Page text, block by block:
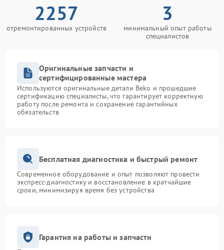
2257
отремонтированных устройств
3
минимальный опыт работы
специалистов
Оригинальные запчасти и
сертифицированные мастера
Используются оригинальные детали Beko и прошедшие
сертификацию специалисты, что гарантирует корректную
работу после ремонта и сохранение гарантийных
обязательств
Бесплатная диагностика и быстрый ремонт
Современное оборудование и опыт позволяют провести
экспресс-диагностику и восстановление в кратчайшие
сроки, минимизируя время без устройства
Гарантия на работы и запчасти